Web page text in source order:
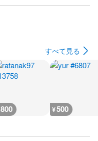
すべて見る
800 ¥500